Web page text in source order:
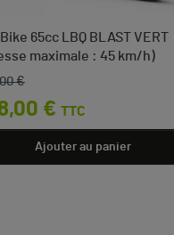
65cc LBQ BLAST VERT
maximale : 45 km/h)
base
€
€ TTC
Ajouter au panier